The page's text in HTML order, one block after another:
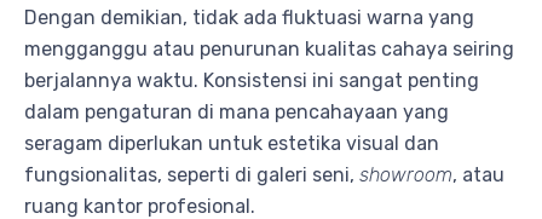
Dengan demikian, tidak ada fluktuasi warna yang
mengganggu atau penurunan kualitas cahaya seiring
berjalannya waktu. Konsistensi ini sangat penting
dalam pengaturan di mana pencahayaan yang
seragam diperlukan untuk estetika visual dan
fungsionalitas, seperti di galeri seni, showroom, atau
ruang kantor profesional.